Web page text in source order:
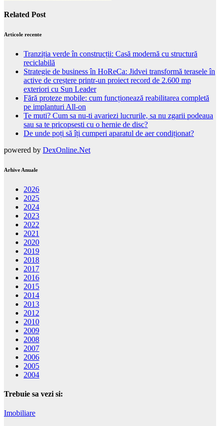
Related Post
Articole recente
Tranziția verde în construcții: Casă modernă cu structură
reciclabilă
Strategie de business în HoReCa: Jidvei transformă terasele în
active de creștere printr-un proiect record de 2.600 mp
exteriori cu Sun Leader
Fără proteze mobile: cum funcționează reabilitarea completă
pe implanturi All-on
Te muti? Cum sa nu-ti avariezi lucrurile, sa nu zgarii podeaua
sau sa te pricopsesti cu o hernie de disc?
De unde poți să îți cumperi aparatul de aer condiționat?
powered by DexOnline.Net
Arhive Anuale
2026
2025
2024
2023
2022
2021
2020
2019
2018
2017
2016
2015
2014
2013
2012
2010
2009
2008
2007
2006
2005
2004
Trebuie sa vezi si:
Imobiliare